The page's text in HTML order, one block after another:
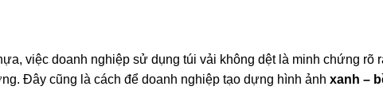
việc doanh nghiệp sử dụng túi vải không dệt là minh chứng rõ
Đây cũng là cách để doanh nghiệp tạo dựng hình ảnh xanh –